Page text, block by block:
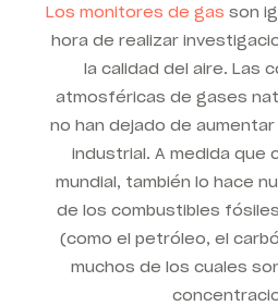
Los monitores de gas son
hora de realizar
la calidad del aire. Las
atmosféricas de gases
no han dejado de
industrial. A medida que
mundial, también lo hace
de los combustibles
(como el petróleo, el
muchos de los cuales